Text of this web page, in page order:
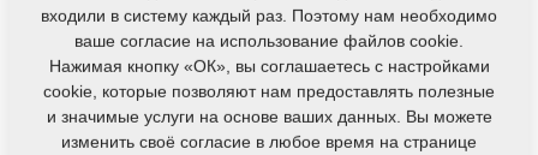
входили в систему каждый раз. Поэтому нам необходимо
ваше согласие на использование файлов cookie.
Нажимая кнопку «ОК», вы соглашаетесь с настройками
cookie, которые позволяют нам предоставлять полезные
и значимые услуги на основе ваших данных. Вы можете
изменить своё согласие в любое время на странице